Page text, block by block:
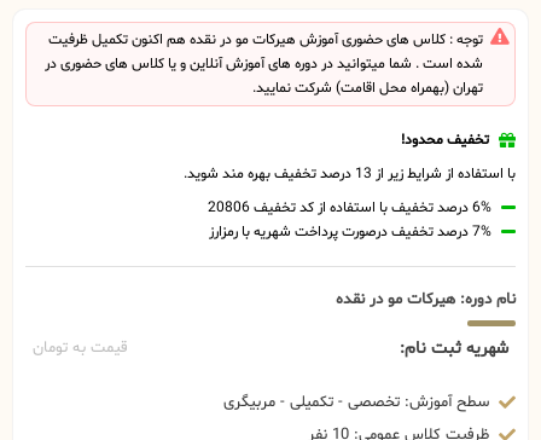
توجه : کلاس های حضوری آموزش هیرکات مو در نقده هم اکنون تکمیل ظرفیت
شده است . شما میتوانید در دوره های آموزش آنلاین و یا کلاس های حضوری در
تهران (بهمراه محل اقامت) شرکت نمایید.
تخفیف محدود!
با استفاده از شرایط زیر از 13 درصد تخفیف بهره مند شوید.
6% درصد تخفیف با استفاده از کد تخفیف 20806
7% درصد تخفیف درصورت پرداخت شهریه با رمزارز
نام دوره: هیرکات مو در نقده
شهریه ثبت نام: قیمت به تومان
سطح آموزش: تخصصی - تکمیلی - مربیگری
ظرفیت کلاس عمومی: 10 نفر